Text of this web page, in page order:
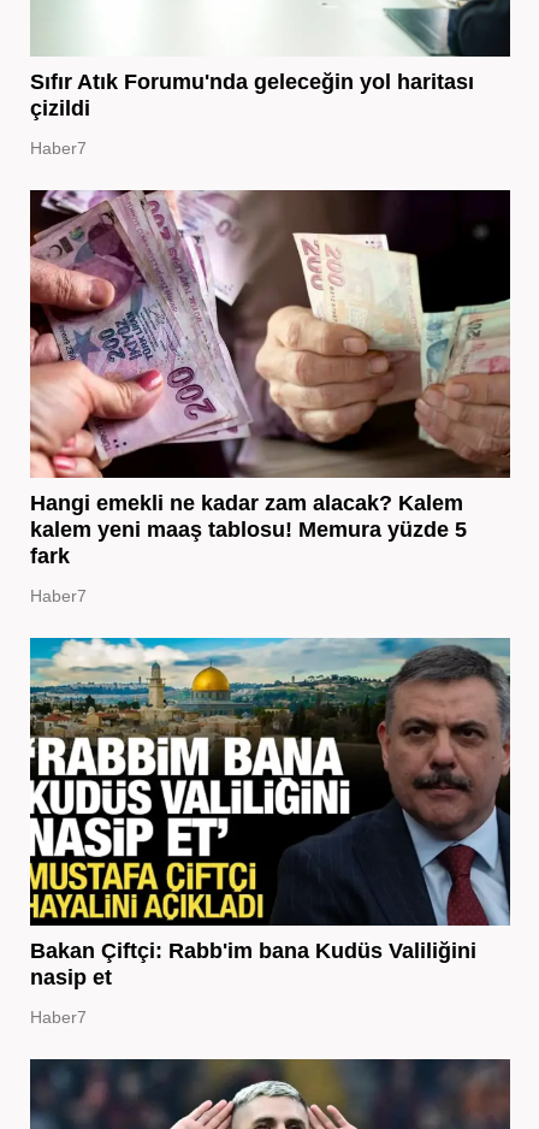
Sıfır Atık Forumu'nda geleceğin yol haritası
çizildi
Haber7
Hangi emekli ne kadar zam alacak? Kalem
kalem yeni maaş tablosu! Memura yüzde 5
fark
Haber7
Bakan Çiftçi: Rabb'im bana Kudüs Valiliğini
nasip et
Haber7